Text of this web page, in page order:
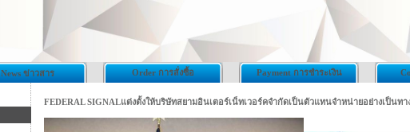
News ข่าวสาร Order การสั่งซื้อ Payment การชำระเงิน
FEDERAL SIGNALแต่งตั้งให้บริษัทสยามอินเตอร์เน็ทเวอร์คจำกัดเป็นตัวแทนจำหน่ายอย่างเป็นทา